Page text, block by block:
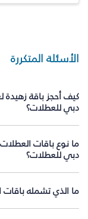
الأسئلة المتكررة
كيف أحجز باقة
دبي للعطلات؟
ما نوع باقات
دبي للعطلات؟
ما الذي تشمله